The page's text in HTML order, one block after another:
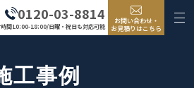
0120-03-8814
時間10:00-18:00/日曜・祝日も対応可能
お問い合わせ・
お見積りはこちら
工事例